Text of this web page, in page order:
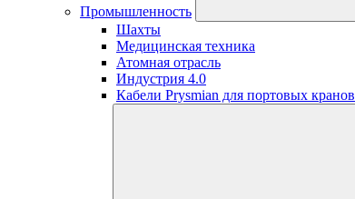
Промышленность
Шахты
Медицинская техника
Атомная отрасль
Индустрия 4.0
Кабели Prysmian для портовых кранов